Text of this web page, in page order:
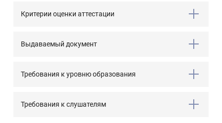
Критерии оценки аттестации
Выдаваемый документ
Требования к уровню образования
Требования к слушателям